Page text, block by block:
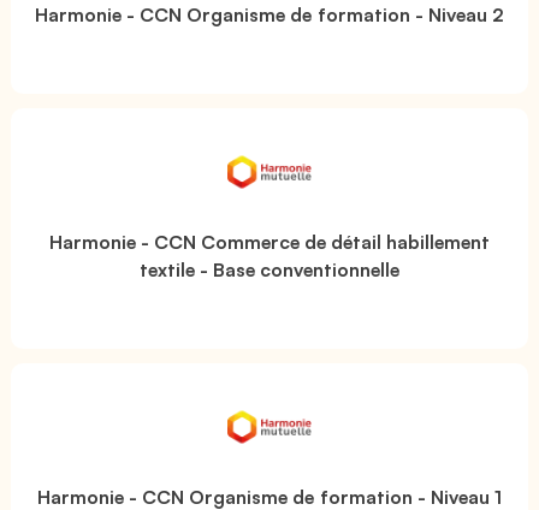
Harmonie - CCN Organisme de formation - Niveau 2
Harmonie - CCN Commerce de détail habillement
textile - Base conventionnelle
Harmonie - CCN Organisme de formation - Niveau 1